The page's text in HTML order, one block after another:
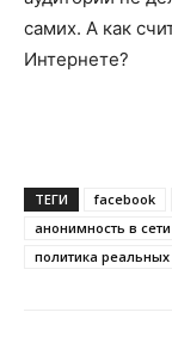
самих. А как
Интернете?
ТЕГИ facebook
анонимность в сети
политика